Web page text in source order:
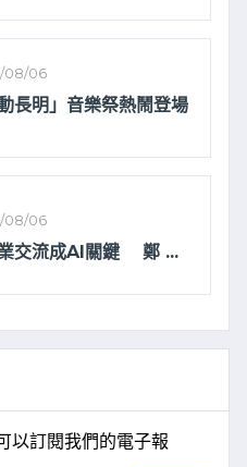
08/06
長明」音樂祭熱鬧登場
08/06
交流成AI關鍵 鄭 ...
以訂閱我們的電子報